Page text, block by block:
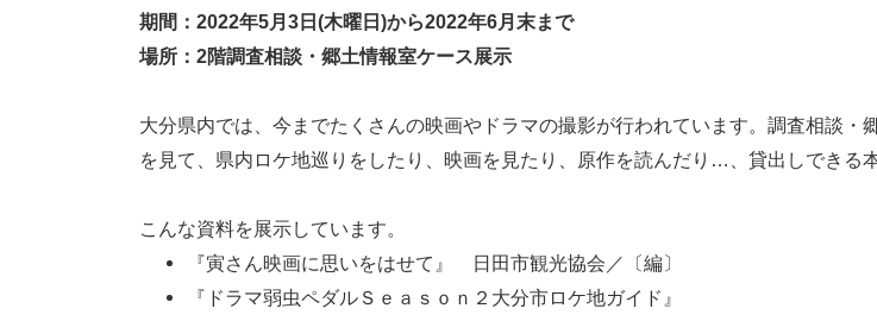
期間：2022年5月3日(木曜日)から2022年6月末まで
場所：2階調査相談・郷土情報室ケース展示
大分県内では、今までたくさんの映画やドラマの撮影が行われています。調査相談
を見て、県内ロケ地巡りをしたり、映画を見たり、原作を読んだり…、貸出しできる
こんな資料を展示しています。
『寅さん映画に思いをはせて』 日田市観光協会／〔編〕
『ドラマ弱虫ペダルＳｅａｓｏｎ２大分市ロケ地ガイド』